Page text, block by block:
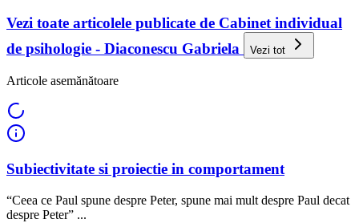
Vezi toate articolele publicate de Cabinet individual
de psihologie - Diaconescu Gabriela
Vezi tot
Articole asemănătoare
Subiectivitate si proiectie in comportament
“Ceea ce Paul spune despre Peter, spune mai mult despre Paul decat
despre Peter” ...